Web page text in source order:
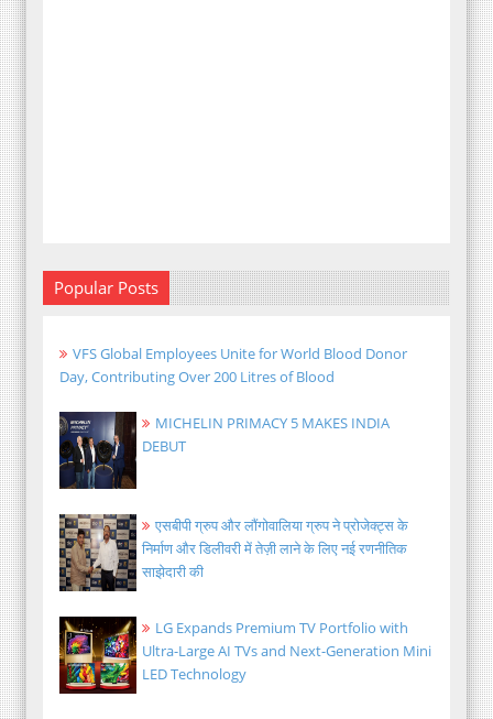
Popular Posts
VFS Global Employees Unite for World Blood Donor
Day, Contributing Over 200 Litres of Blood
MICHELIN PRIMACY 5 MAKES INDIA
DEBUT
एसबीपी ग्रुप और लौंगोवालिया ग्रुप ने प्रोजेक्ट्स के
निर्माण और डिलीवरी में तेज़ी लाने के लिए नई रणनीतिक
साझेदारी की
LG Expands Premium TV Portfolio with
Ultra-Large AI TVs and Next-Generation Mini
LED Technology